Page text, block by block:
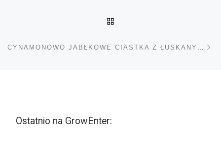
Ostatnio na GrowEnter: